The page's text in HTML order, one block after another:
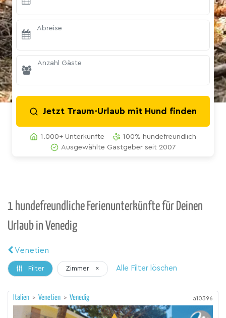
Abreise
Anzahl Gäste
Jetzt Traum-Urlaub mit Hund finden
1.000+ Unterkünfte
100% hundefreundlich
Ausgewählte Gastgeber seit 2007
1 hundefreundliche Ferienunterkünfte für Deinen
Urlaub in Venedig
Venetien
Filter Zimmer × Alle Filter löschen
Italien > Venetien > Venedig a10396